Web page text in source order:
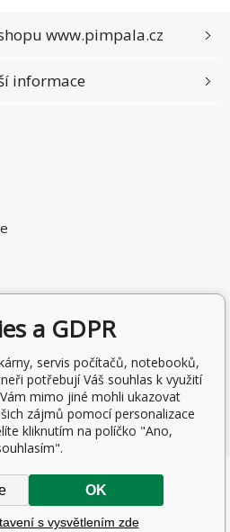
www.pimpala.cz
informace
Ing. Antonín Pohludka
práva vyhrazena.
a GDPR
servis počítačů, notebooků,
potřebují Váš souhlas k využití
mimo jiné mohli ukazovat
zájmů pomocí personalizace
kliknutím na políčko "Ano,
OK
s vysvětlením zde